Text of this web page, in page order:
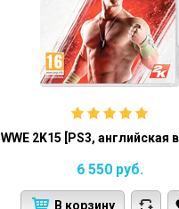
WWE 2K15 [PS3, английская
6 550 руб.
В корзину